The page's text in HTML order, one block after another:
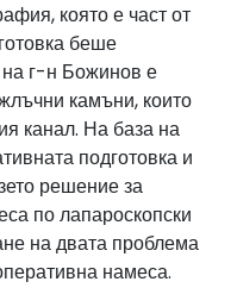
която е част от
беше
на г-н Божинов е
камъни, които
канал. На база на
подготовка и
решение за
по лапароскопски
на двата проблема
намеса.